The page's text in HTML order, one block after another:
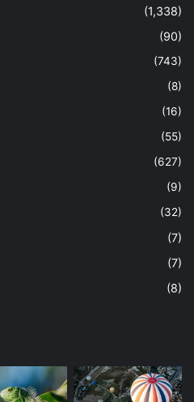
(1,338)
(90)
(743)
(8)
(16)
(55)
(627)
(9)
(32)
(7)
(7)
(8)